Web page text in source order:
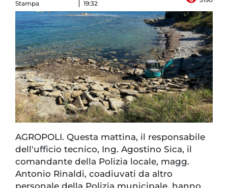
Stampa
19:32
AGROPOLI. Questa mattina, il responsabile
dell'ufficio tecnico, Ing. Agostino Sica, il
comandante della Polizia locale, magg.
Antonio Rinaldi, coadiuvati da altro